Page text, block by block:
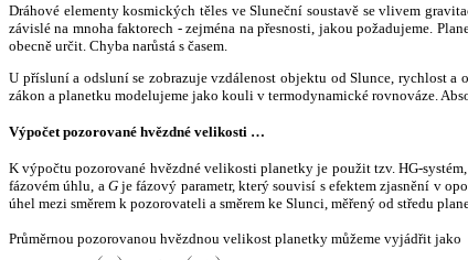
Dráhové elementy kosmických těles ve Sluneční soustavě se vlivem
závislé na mnoha faktorech - zejména na přesnosti, jakou požadujeme.
obecně určit. Chyba narůstá s časem.
U přísluní a odsluní se zobrazuje vzdálenost objektu od Slunce, rychlost
zákon a planetku modelujeme jako kouli v termodynamické rovnováze.
Výpočet pozorované hvězdné velikosti …
K výpočtu pozorované hvězdné velikosti planetky je použit tzv. HG-
fázovém úhlu, a Gje fázový parametr, který souvisí s efektem zjasnění v
úhel mezi směrem k pozorovateli a směrem ke Slunci, měřený od středu
Průměrnou pozorovanou hvězdnou velikost planetky můžeme vyjádřit jako